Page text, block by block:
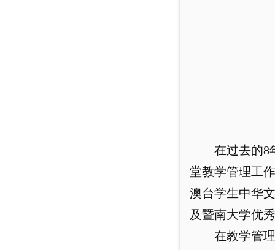
在过去的8
堂教学管理工
澳台学生中华
及暨南大学优
在教学管